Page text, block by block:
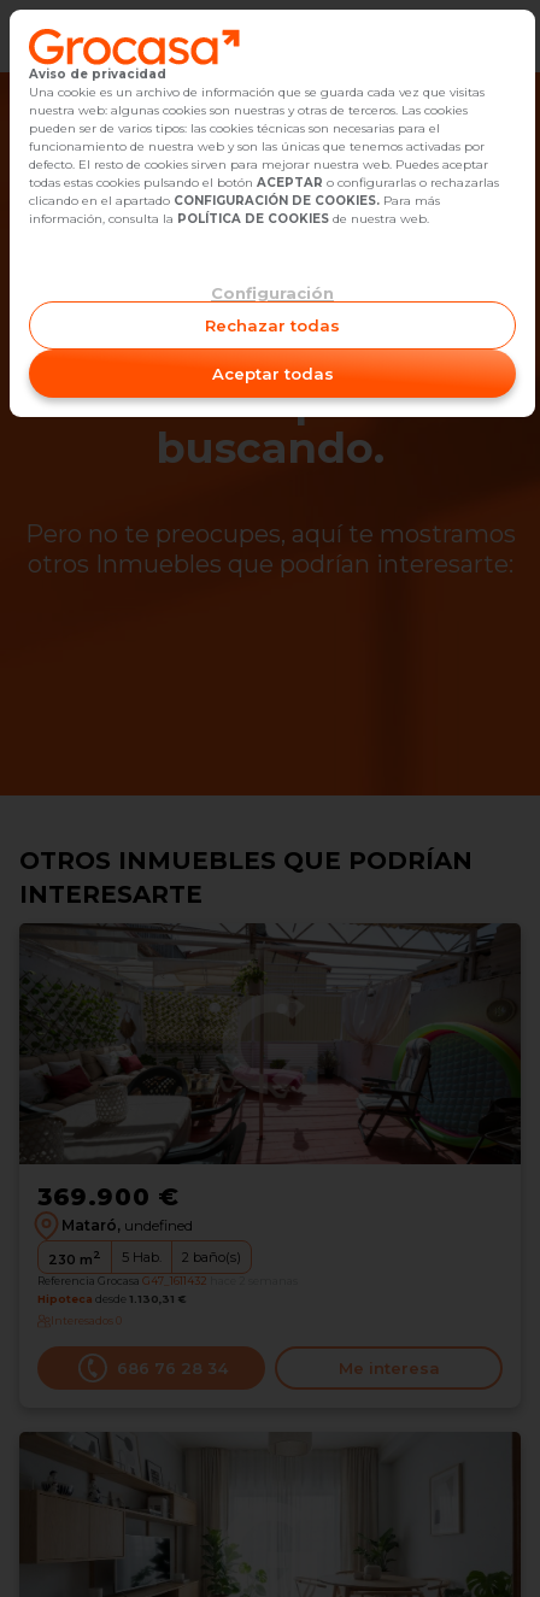
Vender
Buscar Inmuebles
Alquiler
Empleo
Oficinas
Contacto
¡Ups! Ya no está
disponible el
inmueble que estás
buscando.
Pero no te preocupes, aquí te mostramos
otros Inmuebles que podrían interesarte:
OTROS INMUEBLES QUE PODRÍAN
INTERESARTE
369.900 €
Mataró, undefined
230 m2 5 Hab. 2 baño(s)
Referencia Grocasa G47_1611432
Hipoteca desde 1.130,31 €
Interesados0
686 76 28 34 Me interesa
Aviso de privacidad
Una cookie es un archivo de información que se guarda cada vez que visitas
nuestra web: algunas cookies son nuestras y otras de terceros. Las cookies
pueden ser de varios tipos: las cookies técnicas son necesarias para el
funcionamiento de nuestra web y son las únicas que tenemos activadas por
defecto. El resto de cookies sirven para mejorar nuestra web. Puedes aceptar
todas estas cookies pulsando el botón ACEPTAR o configurarlas o rechazarlas
clicando en el apartado CONFIGURACIÓN DE COOKIES. Para más
información, consulta la POLÍTICA DE COOKIES de nuestra web.
Configuración
Rechazar todas
Aceptar todas